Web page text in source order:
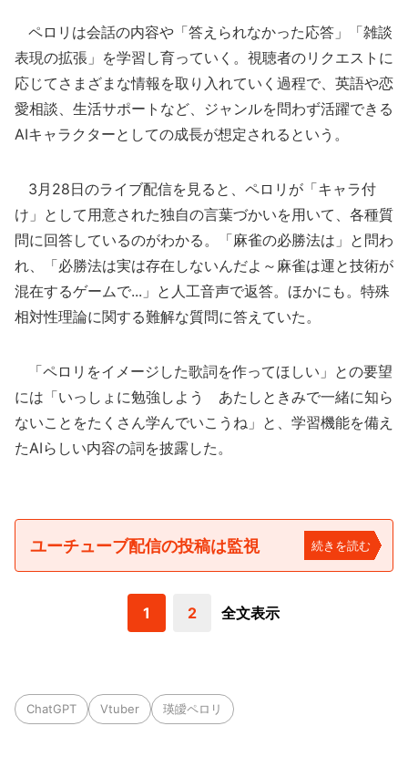
ペロリは会話の内容や「答えられなかった応答」「雑談
表現の拡張」を学習し育っていく。視聴者のリクエストに
応じてさまざまな情報を取り入れていく過程で、英語や恋
愛相談、生活サポートなど、ジャンルを問わず活躍できる
AIキャラクターとしての成長が想定されるという。
3月28日のライブ配信を見ると、ペロリが「キャラ付
け」として用意された独自の言葉づかいを用いて、各種質
問に回答しているのがわかる。「麻雀の必勝法は」と問わ
れ、「必勝法は実は存在しないんだよ～麻雀は運と技術が
混在するゲームで...」と人工音声で返答。ほかにも。特殊
相対性理論に関する難解な質問に答えていた。
「ペロリをイメージした歌詞を作ってほしい」との要望
には「いっしょに勉強しよう あたしときみで一緒に知ら
ないことをたくさん学んでいこうね」と、学習機能を備え
たAIらしい内容の詞を披露した。
ユーチューブ配信の投稿は監視 続きを読む
1 2 全文表示
ChatGPT Vtuber 瑛皧ペロリ